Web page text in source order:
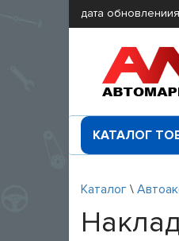
дата
КАТАЛОГ
Каталог \